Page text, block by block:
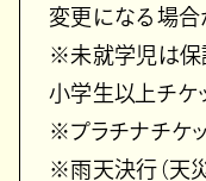
変更になる場合
※未就学児は保
小学生以上チケ
※プラチナチケ
※雨天決行（天災